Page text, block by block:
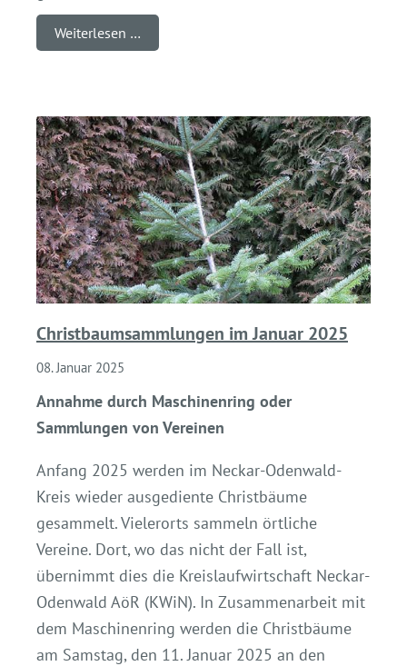
Weiterlesen …
Christbaumsammlungen im Januar 2025
08. Januar 2025
Annahme durch Maschinenring oder
Sammlungen von Vereinen
Anfang 2025 werden im Neckar-Odenwald-
Kreis wieder ausgediente Christbäume
gesammelt. Vielerorts sammeln örtliche
Vereine. Dort, wo das nicht der Fall ist,
übernimmt dies die Kreislaufwirtschaft Neckar-
Odenwald AöR (KWiN). In Zusammenarbeit mit
dem Maschinenring werden die Christbäume
am Samstag, den 11. Januar 2025 an den